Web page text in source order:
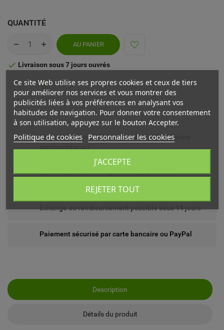
QUANTITÉ
AU PANIER
 Livraison sous 7 jours ouvrés
Frais de livraison offerts à partir de 69€ (France
métropolitaine)
Livré chez vous ou en point relais (France
Echange ou remboursement possible sous 14 jours
Paiement sécurisé par carte bancaire ou PayPal
Description
Détails du produit
Ce site Web utilise ses propres cookies et ceux de tiers
pour améliorer nos services et vous montrer des
publicités liées à vos préférences en analysant vos
habitudes de navigation. Pour donner votre consentement
à son utilisation, appuyez sur le bouton Accepter.
Politique de cookies Personnaliser les cookies
REJETER TOUT
J'ACCEPTE